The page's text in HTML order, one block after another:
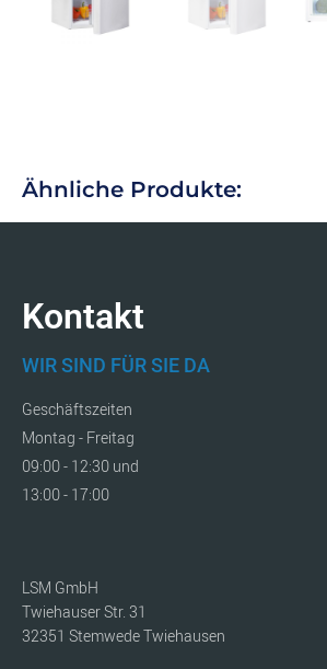
Ähnliche Produkte:
Kontakt
WIR SIND FÜR SIE DA
Geschäftszeiten
Montag - Freitag
09:00 - 12:30 und
13:00 - 17:00
LSM GmbH
Twiehauser Str. 31
32351 Stemwede Twiehausen